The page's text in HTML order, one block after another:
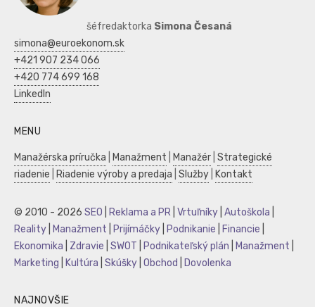
šéfredaktorka Simona Česaná
simona@euroekonom.sk
+421 907 234 066
+420 774 699 168
LinkedIn
MENU
Manažérska príručka Manažment Manažér Strategické
riadenie
Riadenie výroby a predaja Služby Kontakt
© 2010 - 2026 SEO Reklama a PR Vrtuľníky Autoškola
Reality
Manažment Prijímáčky Podnikanie Financie
Ekonomika
Zdravie SWOT Podnikateľský plán Manažment
Marketing
Kultúra Skúšky Obchod Dovolenka
NAJNOVŠIE